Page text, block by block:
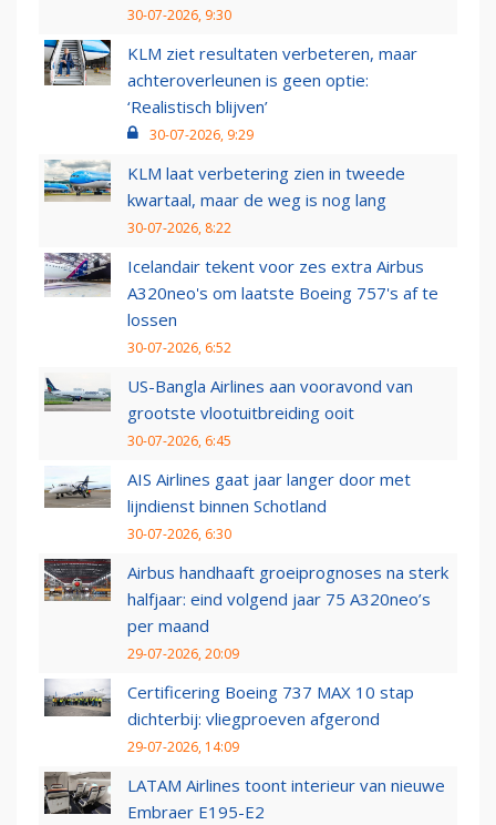
30-07-2026, 9:30
KLM ziet resultaten verbeteren, maar
achteroverleunen is geen optie:
‘Realistisch blijven’
30-07-2026, 9:29
KLM laat verbetering zien in tweede
kwartaal, maar de weg is nog lang
30-07-2026, 8:22
Icelandair tekent voor zes extra Airbus
A320neo's om laatste Boeing 757's af te
lossen
30-07-2026, 6:52
US-Bangla Airlines aan vooravond van
grootste vlootuitbreiding ooit
30-07-2026, 6:45
AIS Airlines gaat jaar langer door met
lijndienst binnen Schotland
30-07-2026, 6:30
Airbus handhaaft groeiprognoses na sterk
halfjaar: eind volgend jaar 75 A320neo’s
per maand
29-07-2026, 20:09
Certificering Boeing 737 MAX 10 stap
dichterbij: vliegproeven afgerond
29-07-2026, 14:09
LATAM Airlines toont interieur van nieuwe
Embraer E195-E2